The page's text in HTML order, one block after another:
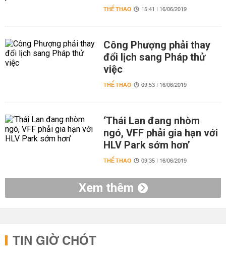
THỂ THAO 15:41 | 16/06/2019
Công Phượng phải thay
đổi lịch sang Pháp thử
việc
THỂ THAO 09:53 | 16/06/2019
‘Thái Lan đang nhòm
ngó, VFF phải gia hạn với
HLV Park sớm hơn’
THỂ THAO 09:35 | 16/06/2019
Xem thêm
TIN GIỜ CHÓT